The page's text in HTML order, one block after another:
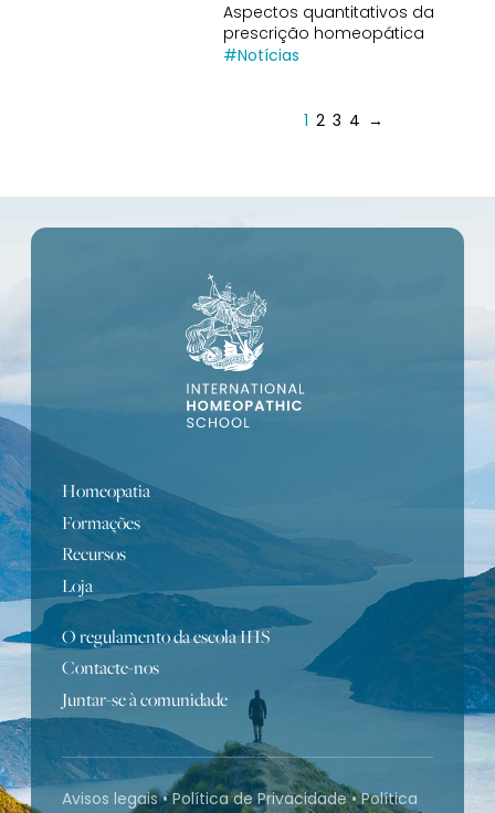
Aspectos quantitativos da
prescrição homeopática
#Notícias
1 2 3 4 →
Homeopatia
Formações
Recursos
Loja
O regulamento da escola IHS
Contacte-nos
Juntar-se à comunidade
Avisos legais•Política de Privacidade•Política
Bulgarian